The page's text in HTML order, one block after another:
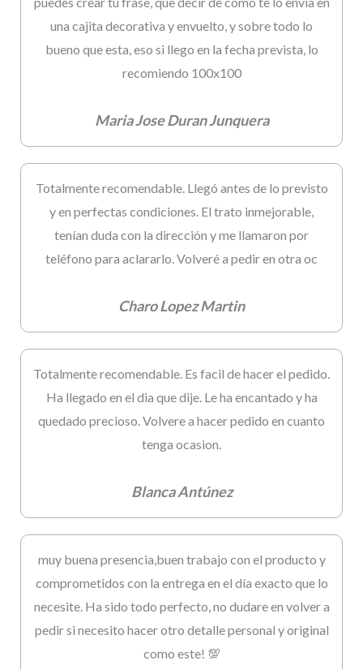
una cajita decorativa y envuelto, y sobre todo lo
bueno que esta, eso si llego en la fecha prevista, lo
recomiendo 100x100
Maria Jose Duran Junquera
Totalmente recomendable. Llegó antes de lo previsto
y en perfectas condiciones. El trato inmejorable,
tenían duda con la dirección y me llamaron por
teléfono para aclararlo. Volveré a pedir en otra oc
Charo Lopez Martin
Totalmente recomendable. Es facil de hacer el pedido.
Ha llegado en el dia que dije. Le ha encantado y ha
quedado precioso. Volvere a hacer pedido en cuanto
tenga ocasion.
Blanca Antúnez
muy buena presencia,buen trabajo con el producto y
comprometidos con la entrega en el día exacto que lo
necesite. Ha sido todo perfecto, no dudare en volver a
pedir si necesito hacer otro detalle personal y original
como este! 💯